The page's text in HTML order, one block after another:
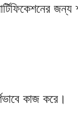
কাজ করে।